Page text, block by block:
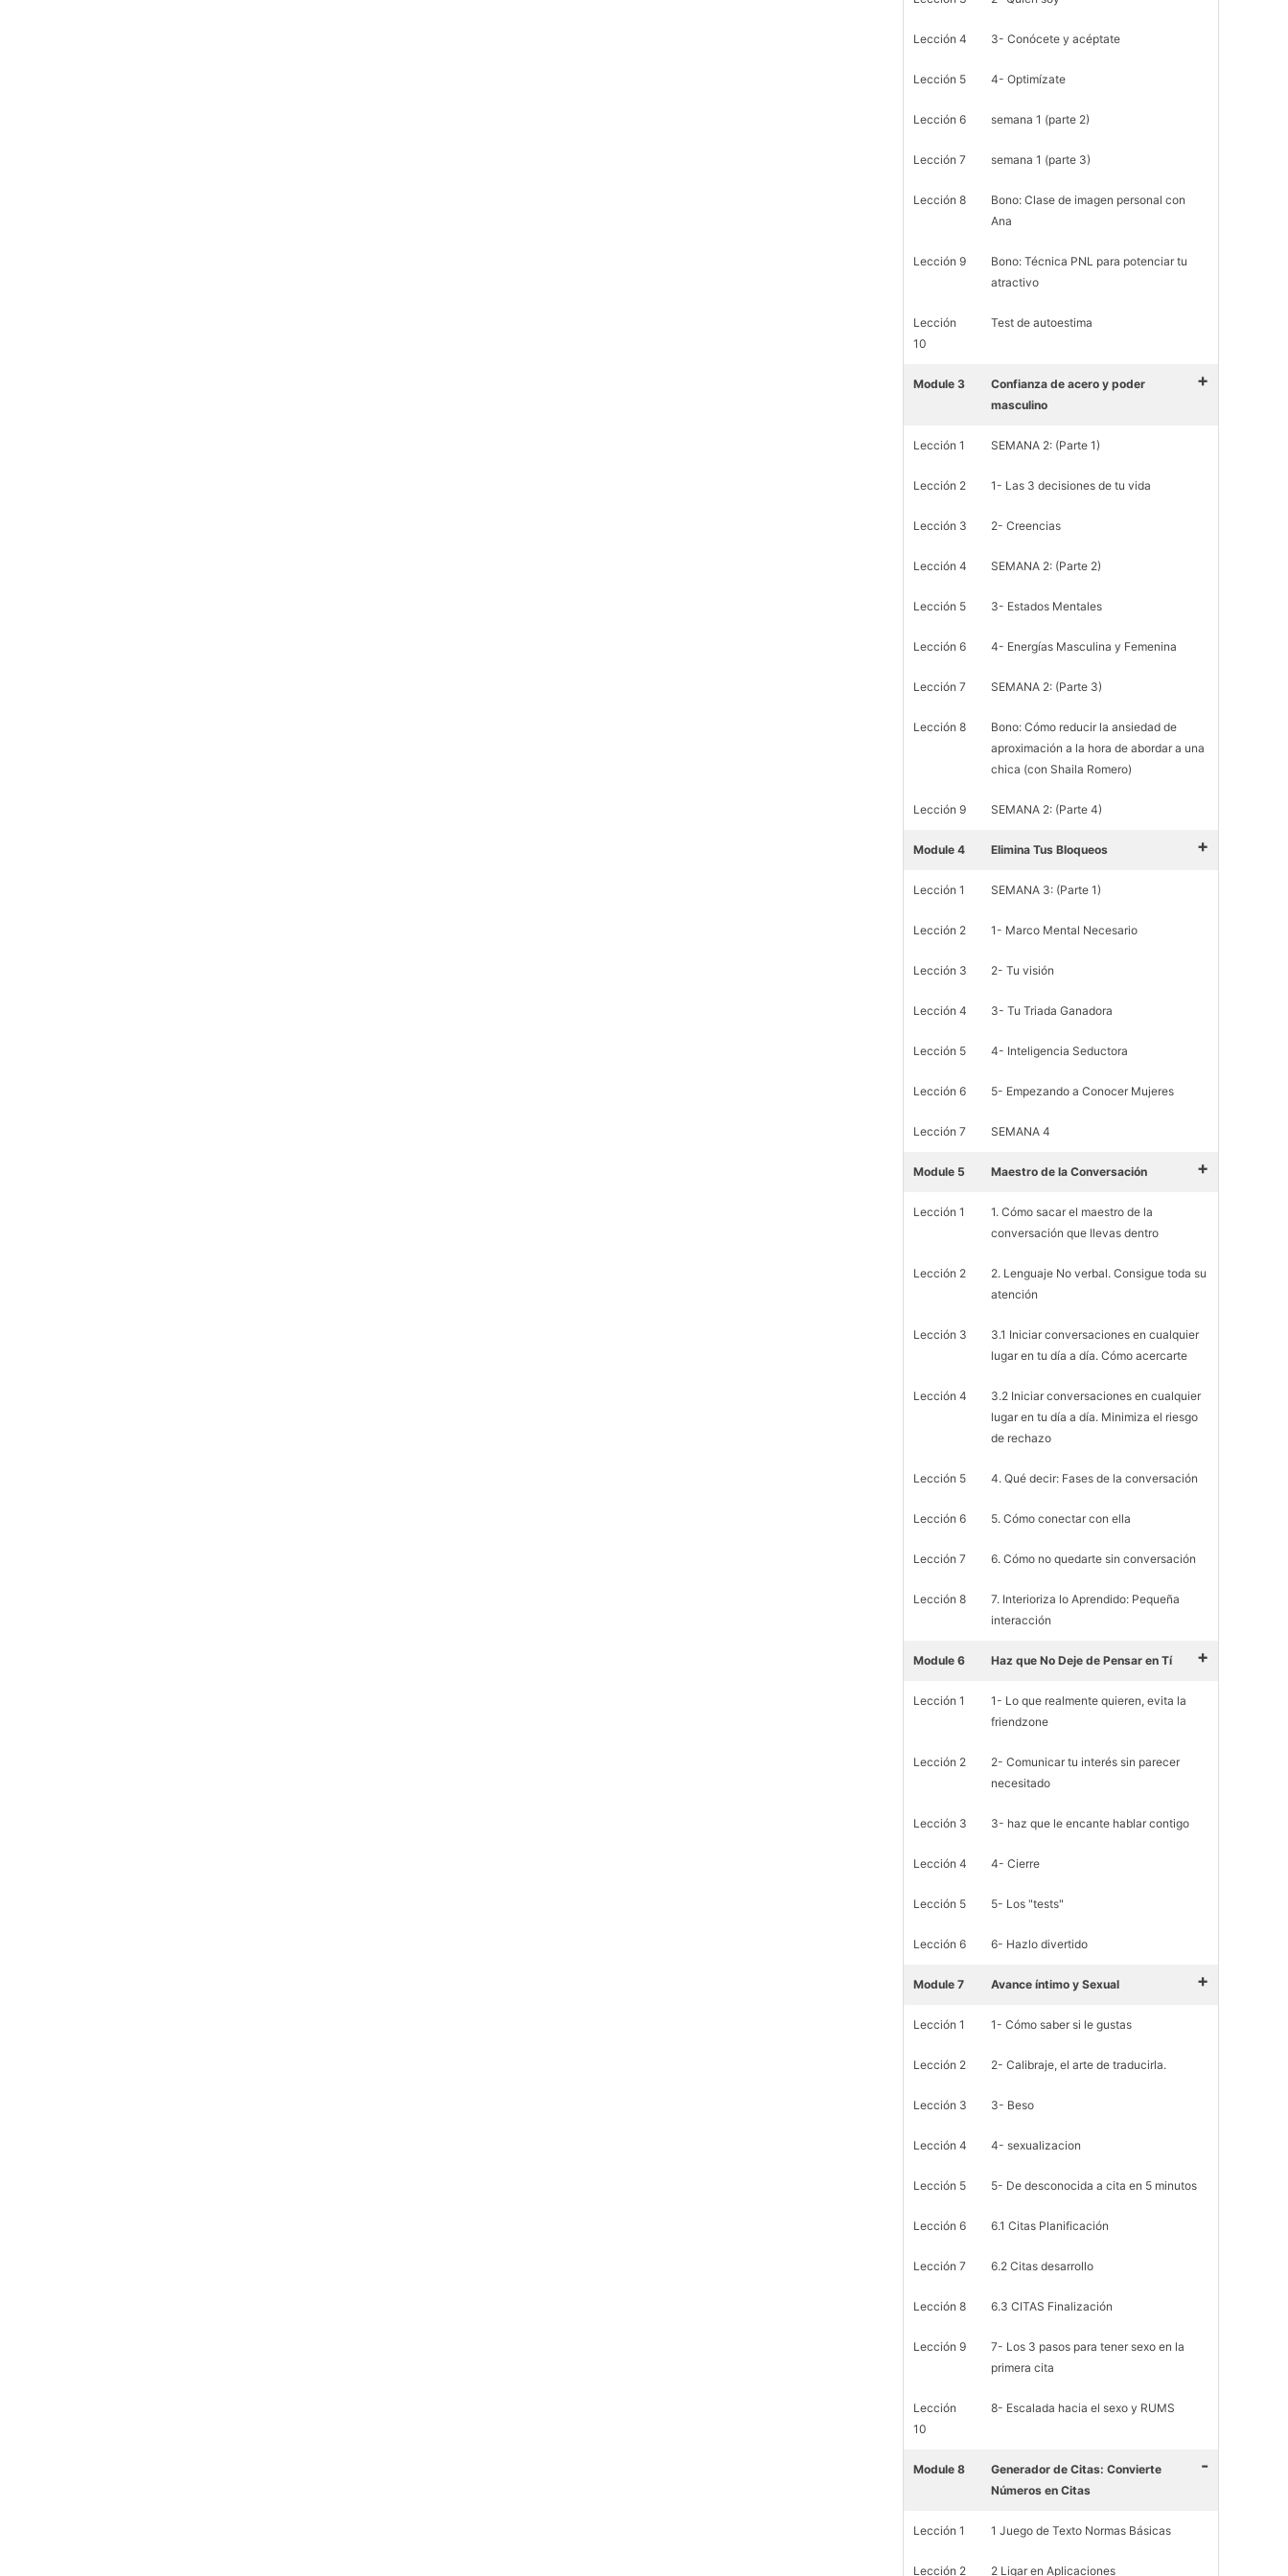
Lección 4 3- Conócete y acéptate
Lección 5 4- Optimízate
Lección 6 semana 1 (parte 2)
Lección 7 semana 1 (parte 3)
Lección 8
Bono: Clase de imagen personal con
Ana
Lección 9
Bono: Técnica PNL para potenciar tu
atractivo
Lección
10
Test de autoestima
Module 3
Confianza de acero y poder
masculino
+
Lección 1 SEMANA 2: (Parte 1)
Lección 2 1- Las 3 decisiones de tu vida
Lección 3 2- Creencias
Lección 4 SEMANA 2: (Parte 2)
Lección 5 3- Estados Mentales
Lección 6 4- Energías Masculina y Femenina
Lección 7 SEMANA 2: (Parte 3)
Lección 8
Bono: Cómo reducir la ansiedad de
aproximación a la hora de abordar a una
chica (con Shaila Romero)
Lección 9 SEMANA 2: (Parte 4)
Module 4 Elimina Tus Bloqueos +
Lección 1 SEMANA 3: (Parte 1)
Lección 2 1- Marco Mental Necesario
Lección 3 2- Tu visión
Lección 4 3- Tu Triada Ganadora
Lección 5 4- Inteligencia Seductora
Lección 6 5- Empezando a Conocer Mujeres
Lección 7 SEMANA 4
Module 5 Maestro de la Conversación +
Lección 1
1. Cómo sacar el maestro de la
conversación que llevas dentro
Lección 2
2. Lenguaje No verbal. Consigue toda su
atención
Lección 3
3.1 Iniciar conversaciones en cualquier
lugar en tu día a día. Cómo acercarte
Lección 4
3.2 Iniciar conversaciones en cualquier
lugar en tu día a día. Minimiza el riesgo
de rechazo
Lección 5 4. Qué decir: Fases de la conversación
Lección 6 5. Cómo conectar con ella
Lección 7 6. Cómo no quedarte sin conversación
Lección 8
7. Interioriza lo Aprendido: Pequeña
interacción
Module 6 Haz que No Deje de Pensar en Tí +
Lección 1
1- Lo que realmente quieren, evita la
friendzone
Lección 2
2- Comunicar tu interés sin parecer
necesitado
Lección 3 3- haz que le encante hablar contigo
Lección 4 4- Cierre
Lección 5 5- Los "tests"
Lección 6 6- Hazlo divertido
Module 7 Avance íntimo y Sexual +
Lección 1 1- Cómo saber si le gustas
Lección 2 2- Calibraje, el arte de traducirla.
Lección 3 3- Beso
Lección 4 4- sexualizacion
Lección 5 5- De desconocida a cita en 5 minutos
Lección 6 6.1 Citas Planificación
Lección 7 6.2 Citas desarrollo
Lección 8 6.3 CITAS Finalización
Lección 9
7- Los 3 pasos para tener sexo en la
primera cita
Lección
10
8- Escalada hacia el sexo y RUMS
Module 8
Generador de Citas: Convierte
Números en Citas
-
Lección 1 1 Juego de Texto Normas Básicas
Lección 2 2 Ligar en Aplicaciones